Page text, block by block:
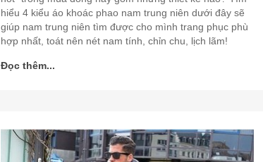
hiểu 4 kiểu áo khoác phao nam trung niên dưới đây sẽ
giúp nam trung niên tìm được cho mình trang phục phù
hợp nhất, toát nên nét nam tính, chỉn chu, lịch lãm!
Đọc thêm...